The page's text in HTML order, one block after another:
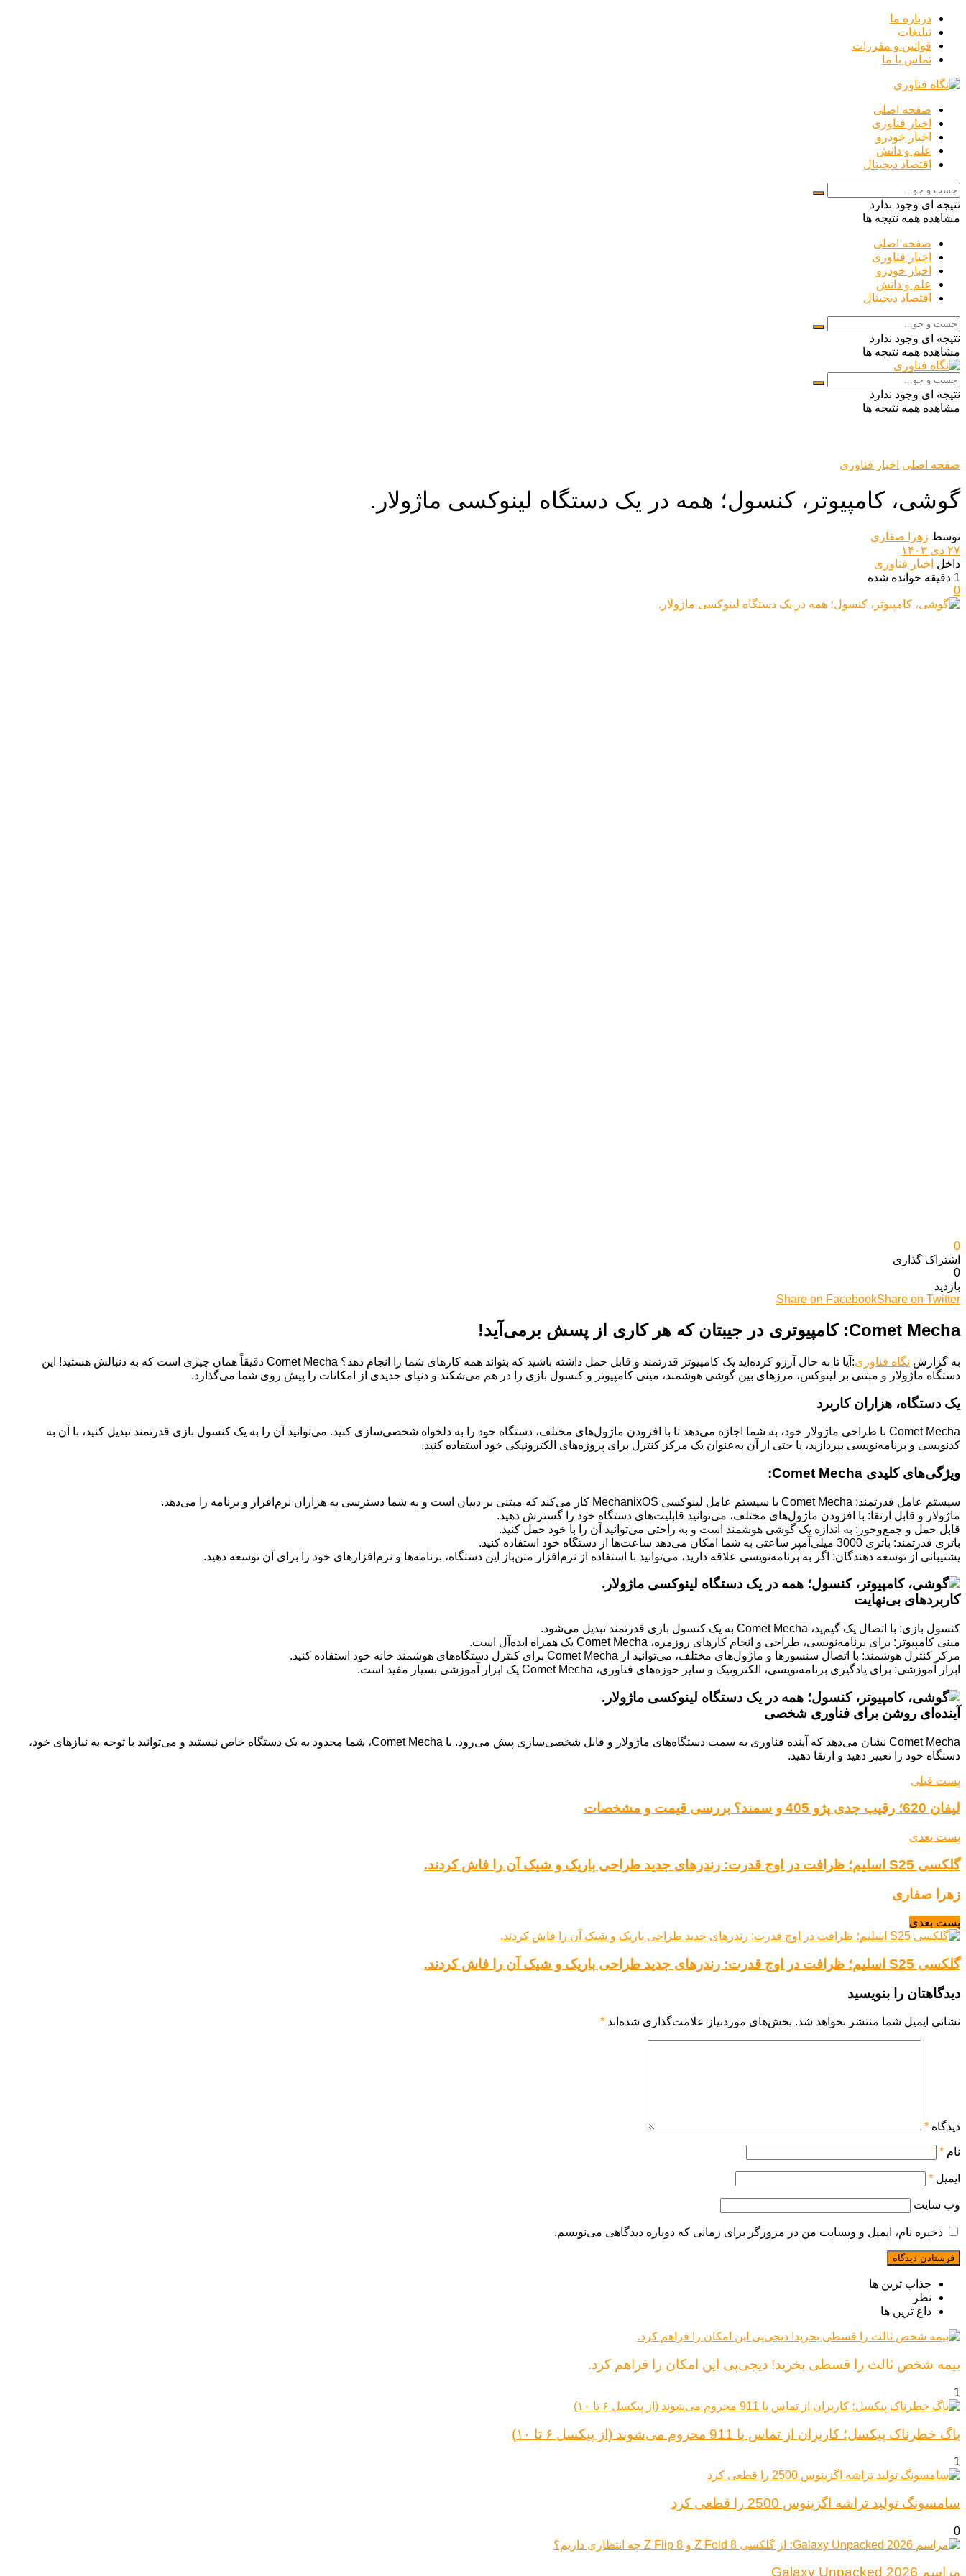
درباره ما
تبلیغات
قوانین و مقررات
تماس با ما
صفحه اصلی
اخبار فناوری
اخبار خودرو
علم و دانش
اقتصاد دیجیتال
نتیجه ای وجود ندارد
مشاهده همه نتیجه ها
صفحه اصلی
اخبار فناوری
اخبار خودرو
علم و دانش
اقتصاد دیجیتال
نتیجه ای وجود ندارد
مشاهده همه نتیجه ها
نتیجه ای وجود ندارد
مشاهده همه نتیجه ها
صفحه اصلی اخبار فناوری
گوشی، کامپیوتر، کنسول؛ همه در یک دستگاه لینوکسی ماژولار.
توسط زهرا صفاری
۲۷ دی ۱۴۰۳
داخل اخبار فناوری
1 دقیقه خوانده شده
0
0
اشتراک گذاری‌
0
بازدید
Share on FacebookShare on Twitter
Comet Mecha: کامپیوتری در جیبتان که هر کاری از پسش برمی‌آید!
به گزارش نگاه فناوری
:آیا تا به حال آرزو کرده‌اید یک کامپیوتر قدرتمند و قابل حمل داشته باشید که بتواند همه کارهای شما را انجام دهد؟ Comet Mecha دقیقاً همان چیزی است که به دنبالش هستید! این
دستگاه ماژولار و مبتنی بر لینوکس، مرزهای بین گوشی هوشمند، مینی کامپیوتر و کنسول بازی را در هم می‌شکند و دنیای جدیدی از امکانات را پیش روی شما می‌گذارد.
یک دستگاه، هزاران کاربرد
Comet Mecha با طراحی ماژولار خود، به شما اجازه می‌دهد تا با افزودن ماژول‌های مختلف، دستگاه خود را به دلخواه شخصی‌سازی کنید. می‌توانید آن را به یک کنسول بازی قدرتمند تبدیل کنید، با آن به
کدنویسی و برنامه‌نویسی بپردازید، یا حتی از آن به‌عنوان یک مرکز کنترل برای پروژه‌های الکترونیکی خود استفاده کنید.
ویژگی‌های کلیدی Comet Mecha:
سیستم عامل قدرتمند: Comet Mecha با سیستم عامل لینوکسی MechanixOS کار می‌کند که مبتنی بر دبیان است و به شما دسترسی به هزاران نرم‌افزار و برنامه را می‌دهد.
ماژولار و قابل ارتقا: با افزودن ماژول‌های مختلف، می‌توانید قابلیت‌های دستگاه خود را گسترش دهید.
قابل حمل و جمع‌وجور: به اندازه یک گوشی هوشمند است و به راحتی می‌توانید آن را با خود حمل کنید.
باتری قدرتمند: باتری 3000 میلی‌آمپر ساعتی به شما امکان می‌دهد ساعت‌ها از دستگاه خود استفاده کنید.
پشتیبانی از توسعه دهندگان: اگر به برنامه‌نویسی علاقه دارید، می‌توانید با استفاده از نرم‌افزار متن‌باز این دستگاه، برنامه‌ها و نرم‌افزارهای خود را برای آن توسعه دهید.
کاربردهای بی‌نهایت
کنسول بازی: با اتصال یک گیم‌پد، Comet Mecha به یک کنسول بازی قدرتمند تبدیل می‌شود.
مینی کامپیوتر: برای برنامه‌نویسی، طراحی و انجام کارهای روزمره، Comet Mecha یک همراه ایده‌آل است.
مرکز کنترل هوشمند: با اتصال سنسورها و ماژول‌های مختلف، می‌توانید از Comet Mecha برای کنترل دستگاه‌های هوشمند خانه خود استفاده کنید.
ابزار آموزشی: برای یادگیری برنامه‌نویسی، الکترونیک و سایر حوزه‌های فناوری، Comet Mecha یک ابزار آموزشی بسیار مفید است.
آینده‌ای روشن برای فناوری شخصی
Comet Mecha نشان می‌دهد که آینده فناوری به سمت دستگاه‌های ماژولار و قابل شخصی‌سازی پیش می‌رود. با Comet Mecha، شما محدود به یک دستگاه خاص نیستید و می‌توانید با توجه به نیازهای خود،
دستگاه خود را تغییر دهید و ارتقا دهید.
پست قبلی
لیفان 620؛ رقیب جدی پژو 405 و سمند؟ بررسی قیمت و مشخصات
پست بعدی
گلکسی S25 اسلیم؛ ظرافت در اوج قدرت: رندرهای جدید طراحی باریک و شیک آن را فاش کردند.
زهرا صفاری
پست بعدی
گلکسی S25 اسلیم؛ ظرافت در اوج قدرت: رندرهای جدید طراحی باریک و شیک آن را فاش کردند.
دیدگاهتان را بنویسید
نشانی ایمیل شما منتشر نخواهد شد. بخش‌های موردنیاز علامت‌گذاری شده‌اند *
دیدگاه *
نام *
ایمیل *
وب‌ سایت
ذخیره نام، ایمیل و وبسایت من در مرورگر برای زمانی که دوباره دیدگاهی می‌نویسم.
جذاب ترین ها
نظر
داغ ترین ها
بیمه شخص ثالث را قسطی بخرید! دیجی‌پی این امکان را فراهم کرد.
1
باگ خطرناک پیکسل؛ کاربران از تماس با 911 محروم می‌شوند (از پیکسل ۶ تا ۱۰)
1
سامسونگ تولید تراشه اگزینوس 2500 را قطعی کرد
0
مراسم Galaxy Unpacked 2026